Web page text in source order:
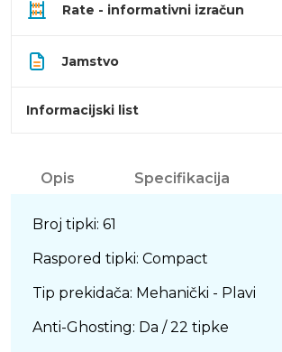
Rate - informativni izračun
Jamstvo
Informacijski list
Opis Specifikacija
Broj tipki: 61
Raspored tipki: Compact
Tip prekidača: Mehanički - Plavi
Anti-Ghosting: Da / 22 tipke